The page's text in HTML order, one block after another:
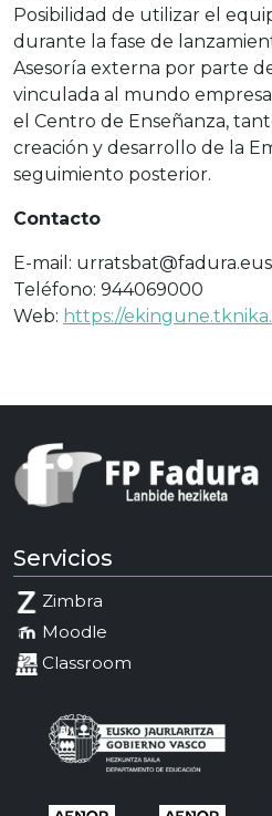
Posibilidad de utilizar el
durante la fase de
Asesoría externa por parte
vinculada al mundo
el Centro de Enseñanza,
creación y desarrollo de la
seguimiento posterior.
Contacto
E-mail: urratsbat@fadura.eus
Teléfono: 944069000
Web: https://
Servicios
Zimbra
Moodle
Classroom